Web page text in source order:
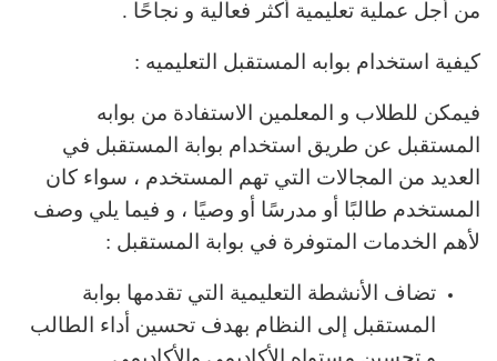
من أجل عملية تعليمية أكثر فعالية و نجاحًا .
كيفية استخدام بوابه المستقبل التعليميه :
فيمكن للطلاب و المعلمين الاستفادة من بوابه
المستقبل عن طريق استخدام بوابة المستقبل في
العديد من المجالات التي تهم المستخدم ، سواء كان
المستخدم طالبًا أو مدرسًا أو وصيًا ، و فيما يلي وصف
لأهم الخدمات المتوفرة في بوابة المستقبل :
تضاف الأنشطة التعليمية التي تقدمها بوابة
المستقبل إلى النظام بهدف تحسين أداء الطالب